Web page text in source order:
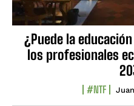
¿Puede la
los profesionales
#NTF